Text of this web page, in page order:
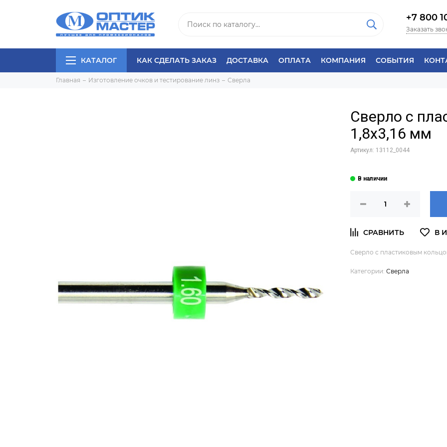
+7 800
Заказать
КАТАЛОГ КАК СДЕЛАТЬ ЗАКАЗ ДОСТАВКА ОПЛАТА КОМПАНИЯ СОБЫТИЯ
Главная Изготовление очков и тестирование линз Сверла
Сверло с
1,8х3,16 мм
Артикул: 13112_0044
Сверло с пластиковым
Категории: Сверла